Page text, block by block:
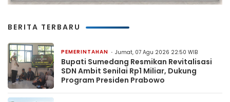
BERITA TERBARU
PEMERINTAHAN Jumat, 07 Agu 2026 22:50 WIB
Bupati Sumedang Resmikan Revitalisasi
SDN Ambit Senilai Rp1 Miliar, Dukung
Program Presiden Prabowo